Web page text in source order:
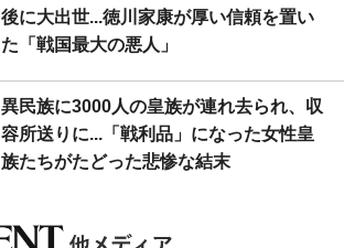
後に大出世...徳川家康が厚い信頼を置い
た「戦国最大の悪人」
異民族に3000人の皇族が連れ去られ、収
容所送りに...「戦利品」になった女性皇
族たちがたどった悲惨な結末